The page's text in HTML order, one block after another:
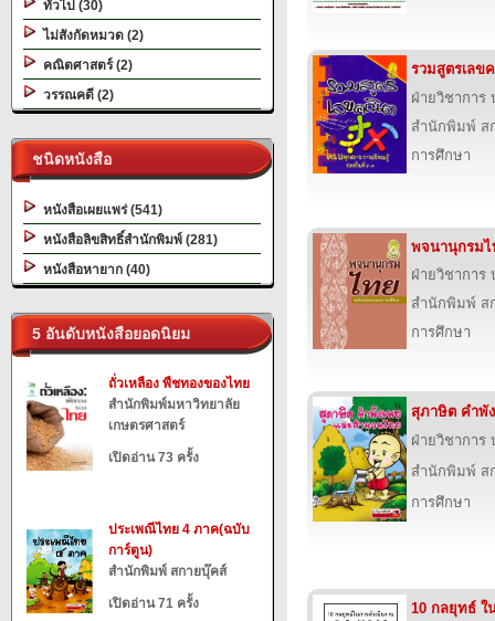
ทั่วไป (30)
ไม่สังกัดหมวด (2)
คณิตศาสตร์ (2)
วรรณคดี (2)
ชนิดหนังสือ
หนังสือเผยแพร่ (541)
หนังสือลิขสิทธิ์สำนักพิมพ์ (281)
หนังสือหายาก (40)
5 อันดับหนังสือยอดนิยม
ถั่วเหลือง พืชทองของไทย
สำนักพิมพ์มหาวิทยาลัย
เกษตรศาสตร์
เปิดอ่าน 73 ครั้ง
ประเพณีไทย 4 ภาค(ฉบับ
การ์ตูน)
สำนักพิมพ์ สกายบุ๊คส์
เปิดอ่าน 71 ครั้ง
รวมสูตรเลข
ฝ่ายวิชาการ
สำนักพิมพ์ ส
การศึกษา
พจนานุกรมไ
ฝ่ายวิชาการ
สำนักพิมพ์ ส
การศึกษา
สุภาษิต คำพั
ฝ่ายวิชาการ
สำนักพิมพ์ ส
การศึกษา
10 กลยุทธ์ ใ